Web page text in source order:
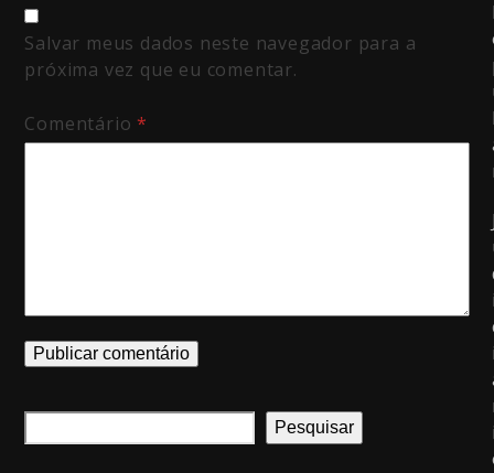
Salvar meus dados neste navegador para a
próxima vez que eu comentar.
Comentário*
Pesquisar